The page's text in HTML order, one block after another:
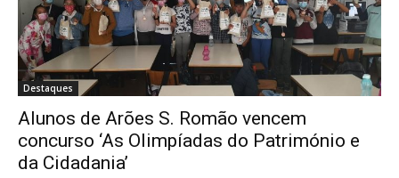
Destaques
Alunos de Arões S. Romão vencem
concurso ‘As Olimpíadas do Património e
da Cidadania’